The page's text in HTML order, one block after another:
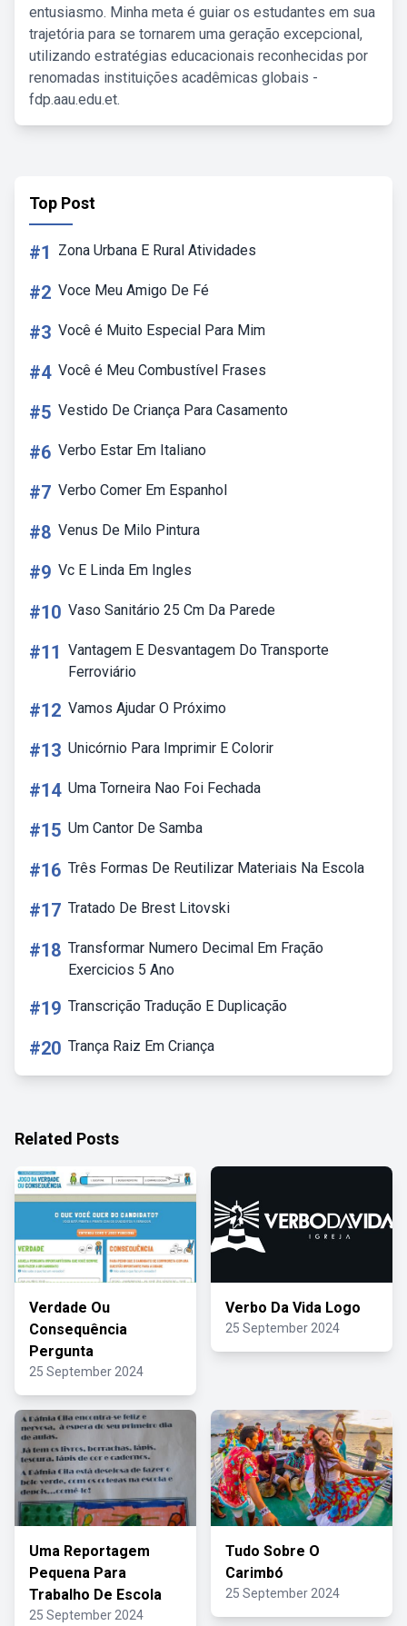
entusiasmo. Minha meta é guiar os estudantes em sua
trajetória para se tornarem uma geração excepcional,
utilizando estratégias educacionais reconhecidas por
renomadas instituições acadêmicas globais -
fdp.aau.edu.et.
Top Post
#1 Zona Urbana E Rural Atividades
#2 Voce Meu Amigo De Fé
#3 Você é Muito Especial Para Mim
#4 Você é Meu Combustível Frases
#5 Vestido De Criança Para Casamento
#6 Verbo Estar Em Italiano
#7 Verbo Comer Em Espanhol
#8 Venus De Milo Pintura
#9 Vc E Linda Em Ingles
#10 Vaso Sanitário 25 Cm Da Parede
#11 Vantagem E Desvantagem Do Transporte
Ferroviário
#12 Vamos Ajudar O Próximo
#13 Unicórnio Para Imprimir E Colorir
#14 Uma Torneira Nao Foi Fechada
#15 Um Cantor De Samba
#16 Três Formas De Reutilizar Materiais Na Escola
#17 Tratado De Brest Litovski
#18 Transformar Numero Decimal Em Fração
Exercicios 5 Ano
#19 Transcrição Tradução E Duplicação
#20 Trança Raiz Em Criança
Related Posts
Verdade Ou
Consequência
Pergunta
25 September 2024
Verbo Da Vida Logo
25 September 2024
Uma Reportagem
Pequena Para
Trabalho De Escola
25 September 2024
Tudo Sobre O
Carimbó
25 September 2024